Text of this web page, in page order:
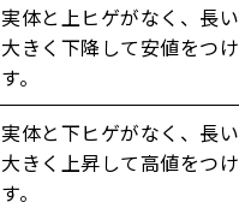
実体と上ヒゲがなく、長
大きく下降して安値をつ
す。
実体と下ヒゲがなく、長
大きく上昇して高値をつ
す。